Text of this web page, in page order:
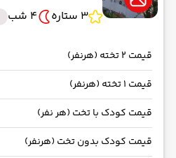
ای‌جت -Economy
مدت سفر: 03:00
از فرودگاه جدید استانبول IST
حرکت از مبدا: 10:00
به فرودگاه آنتالیا AYT
رسیدن به مقصد : 11:30
3 ستاره
4 شب
قیمت 2 تخته (هرنفر)
قیمت 1 تخته (هرنفر)
قیمت کودک با تخت (هر نفر)
قیمت کودک بدون تخت (هرنفر)